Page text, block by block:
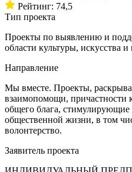
Рейтинг: 74,5
Тип проекта
Проекты по выявлению и
области культуры, искусства
Направление
Мы вместе. Проекты,
взаимопомощи, причастности
общего блага,
общественной жизни, в том
волонтерство.
Заявитель проекта